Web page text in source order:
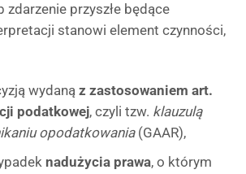
zdarzenie przyszłe będące
stanowi element czynności,
wydaną z zastosowaniem art.
podatkowej, czyli tzw. klauzulą
opodatkowania(GAAR),
nadużycia prawa, o którym